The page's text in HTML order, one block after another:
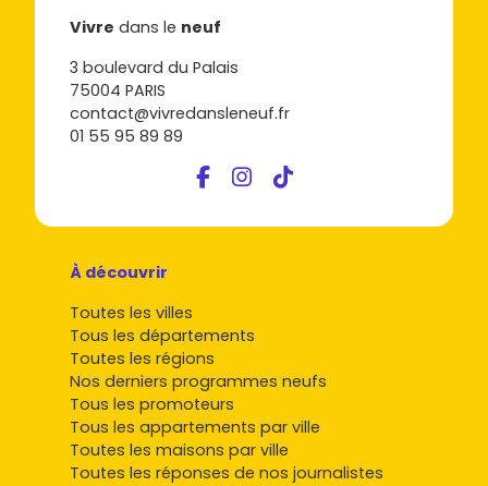
Vivre dans le neuf
3 boulevard du Palais
75004 PARIS
contact@vivredansleneuf.fr
01 55 95 89 89
À découvrir
Toutes les villes
Tous les départements
Toutes les régions
Nos derniers programmes neufs
Tous les promoteurs
Tous les appartements par ville
Toutes les maisons par ville
Toutes les réponses de nos journalistes